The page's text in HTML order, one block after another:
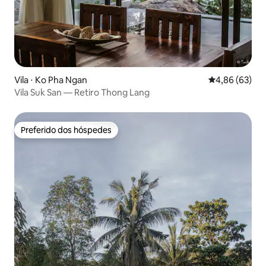
Vila ⋅ Ko Pha Ngan 4,86 de uma
4,86 (63)
Vila Suk San — Retiro Thong Lang
Preferido dos hóspedes
Preferido dos hóspedes